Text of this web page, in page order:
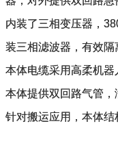
内装了三相变压器，
装三相滤波器，有效隔
本体电缆采用高柔机器
本体提供双回路气管，
针对搬运应用，本体结